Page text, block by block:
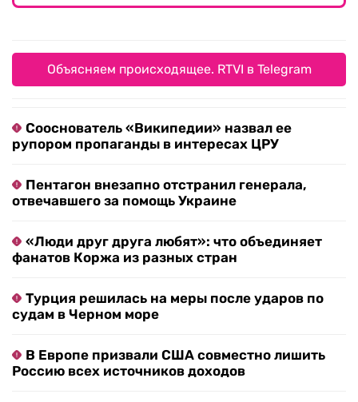
Объясняем происходящее. RTVI в Telegram
Сооснователь «Википедии» назвал ее
рупором пропаганды в интересах ЦРУ
Пентагон внезапно отстранил генерала,
отвечавшего за помощь Украине
«Люди друг друга любят»: что объединяет
фанатов Коржа из разных стран
Турция решилась на меры после ударов по
судам в Черном море
В Европе призвали США совместно лишить
Россию всех источников доходов